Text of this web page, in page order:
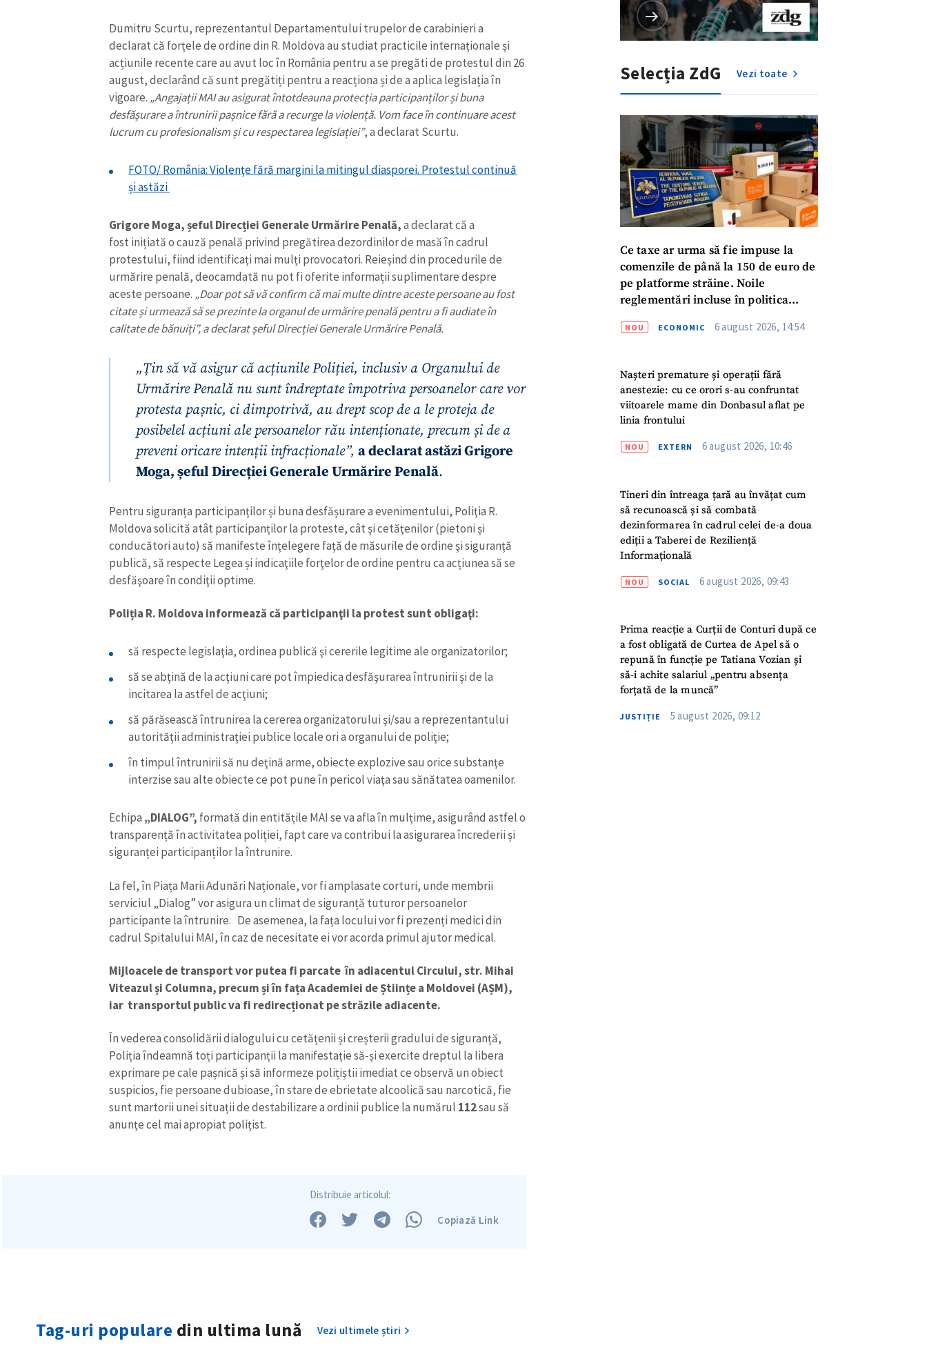
Dumitru Scurtu, reprezentantul Departamentului trupelor de carabinieri a
declarat că forțele de ordine din R. Moldova au studiat practicile internaționale și
acțiunile recente care au avut loc în România pentru a se pregăti de protestul din 26
august, declarând că sunt pregătiți pentru a reacționa și de a aplica legislația în
vigoare. „Angajații MAI au asigurat întotdeauna protecția participanților și buna
desfășurare a întrunirii pașnice fără a recurge la violență. Vom face în continuare acest
lucrum cu profesionalism și cu respectarea legislației”, a declarat Scurtu.
FOTO/ România: Violenţe fără margini la mitingul diasporei. Protestul continuă
și astăzi
Grigore Moga, șeful Direcției Generale Urmărire Penală,a declarat că a
fost inițiată o cauză penală privind pregătirea dezordinilor de masă în cadrul
protestului, fiind identificați mai mulți provocatori. Reieșind din procedurile de
urmărire penală, deocamdată nu pot fi oferite informații suplimentare despre
aceste persoane. „Doar pot să vă confirm că mai multe dintre aceste persoane au fost
citate și urmează să se prezinte la organul de urmărire penală pentru a fi audiate în
calitate de bănuiți”, a declarat șeful Direcției Generale Urmărire Penală.
„Țin să vă asigur că acțiunile Poliției, inclusiv a Organului de
Urmărire Penală nu sunt îndreptate împotriva persoanelor care vor
protesta pașnic, ci dimpotrivă, au drept scop de a le proteja de
posibelel acțiuni ale persoanelor rău intenționate, precum și de a
preveni oricare intenții infracționale”, a declarat astăzi Grigore
Moga, șeful Direcției Generale Urmărire Penală.
Pentru siguranța participanților și buna desfășurare a evenimentului, Poliţia R.
Moldova solicită atât participanților la proteste, cât şi cetăţenilor (pietoni și
conducători auto) să manifeste înţelegere faţă de măsurile de ordine şi siguranţă
publică, să respecte Legea și indicaţiile forţelor de ordine pentru ca acțiunea să se
desfăşoare în condiţii optime.
Poliția R. Moldova informează că participanţii la protest sunt obligaţi:
să respecte legislaţia, ordinea publică şi cererile legitime ale organizatorilor;
să se abţină de la acţiuni care pot împiedica desfăşurarea întrunirii şi de la
incitarea la astfel de acţiuni;
să părăsească întrunirea la cererea organizatorului şi/sau a reprezentantului
autorităţii administraţiei publice locale ori a organului de poliţie;
în timpul întrunirii să nu deţină arme, obiecte explozive sau orice substanţe
interzise sau alte obiecte ce pot pune în pericol viaţa sau sănătatea oamenilor.
Echipa „DIALOG”, formată din entitățile MAI se va afla în mulțime, asigurând astfel o
transparență în activitatea poliției, fapt care va contribui la asigurarea încrederii și
siguranței participanților la întrunire.
La fel, în Piața Marii Adunări Naționale, vor fi amplasate corturi, unde membrii
serviciul „Dialog” vor asigura un climat de siguranță tuturor persoanelor
participante la întrunire. De asemenea, la fața locului vor fi prezenți medici din
cadrul Spitalului MAI, în caz de necesitate ei vor acorda primul ajutor medical.
Mijloacele de transport vor putea fi parcate în adiacentul Circului, str. Mihai
Viteazul și Columna, precum și în fața Academiei de Științe a Moldovei (AȘM),
iar transportul public va fi redirecționat pe străzile adiacente.
În vederea consolidării dialogului cu cetățenii și creșterii gradului de siguranță,
Poliția îndeamnă toți participanții la manifestație să-și exercite dreptul la libera
exprimare pe cale pașnică și să informeze polițiștii imediat ce observă un obiect
suspicios, fie persoane dubioase, în stare de ebrietate alcoolică sau narcotică, fie
sunt martorii unei situații de destabilizare a ordinii publice la numărul 112sau să
anunțe cel mai apropiat polițist.
Distribuie articolul:
Copiază Link
Selecția ZdG Vezi toate
Ce taxe ar urma să fie impuse la
comenzile de până la 150 de euro de
pe platforme străine. Noile
reglementări incluse în politica
NOU ECONOMIC 6 august 2026, 14:54
Nașteri premature și operații fără
anestezie: cu ce orori s-au confruntat
viitoarele mame din Donbasul aflat pe
linia frontului
NOU EXTERN 6 august 2026, 10:46
Tineri din întreaga țară au învățat cum
să recunoască și să combată
dezinformarea în cadrul celei de-a doua
ediții a Taberei de Reziliență
Informațională
NOU SOCIAL 6 august 2026, 09:43
Prima reacție a Curții de Conturi după ce
a fost obligată de Curtea de Apel să o
repună în funcție pe Tatiana Vozian și
să-i achite salariul „pentru absența
forțată de la muncă”
JUSTIȚIE 5 august 2026, 09:12
Tag-uri populare din ultima lună Vezi ultimele știri
ȘTIREA MEA
+ Încarcă imagine
Link media + Link media
Mesajul știrei
+ Numele meu
+ Emailul meu
Am citit și sunt de acord cupolitica de
TRIMITE ȘTIREA